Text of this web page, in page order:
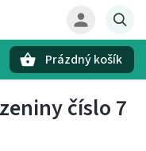
Prázdný košík
číslo 7